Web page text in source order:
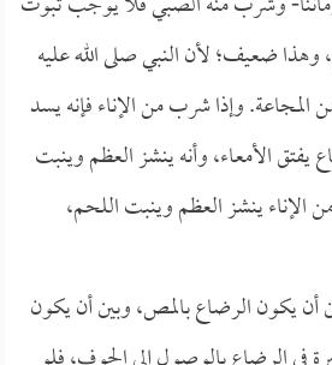
وهذا ضعيف؛ لأن النبي صلى الله عليه
وإذا شرب من الإناء فإنه يسد
يفتق الأمعاء، وأنه ينشز العظم وينبت
الإناء ينشز العظم وينبت اللحم،
أن يكون الرضاع بالمص، وبين أن يكون